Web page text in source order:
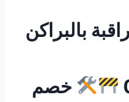
بالبراكن
خصم